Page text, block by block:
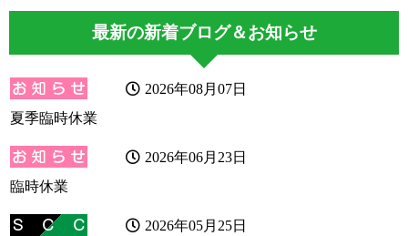
最新の新着ブログ＆お知らせ
2026年08月07日
夏季臨時休業
2026年06月23日
臨時休業
2026年05月25日